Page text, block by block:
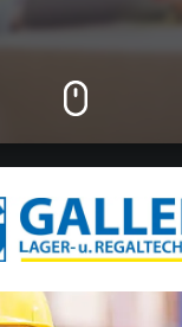
1, 95326